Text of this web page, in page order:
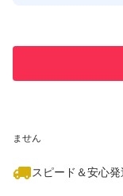
ません
スピード＆安心発